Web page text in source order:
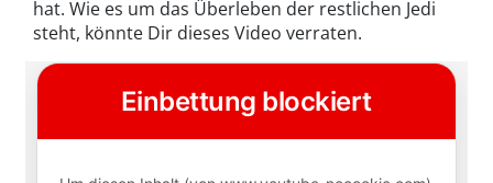
hat. Wie es um das Überleben der restlichen Jedi
steht, könnte Dir dieses Video verraten.